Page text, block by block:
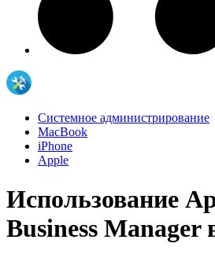
Системное администрирование
MacBook
iPhone
Apple
Использование
Business Manager